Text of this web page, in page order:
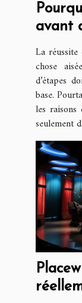
avant
La réussite
chose
d’étapes
base.
les
seulement